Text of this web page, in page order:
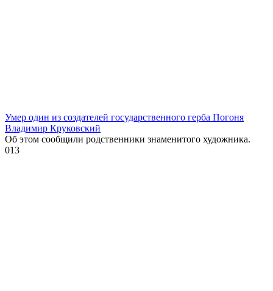
Умер один из создателей государственного герба Погоня
Владимир Круковский
Об этом сообщили родственники знаменитого художника.
013